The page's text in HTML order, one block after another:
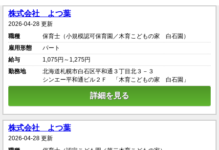
株式会社 よつ葉
2026-04-28 更新
職種
保育士（小規模認可保育園／木育こどもの家 白石園）
雇用形態
パート
給与
1,075円～1,275円
勤務地
北海道札幌市白石区平和通３丁目北３－３
シンエー平和通ビル２Ｆ 「木育こどもの家 白石園」
詳細を見る
株式会社 よつ葉
2026-04-28 更新